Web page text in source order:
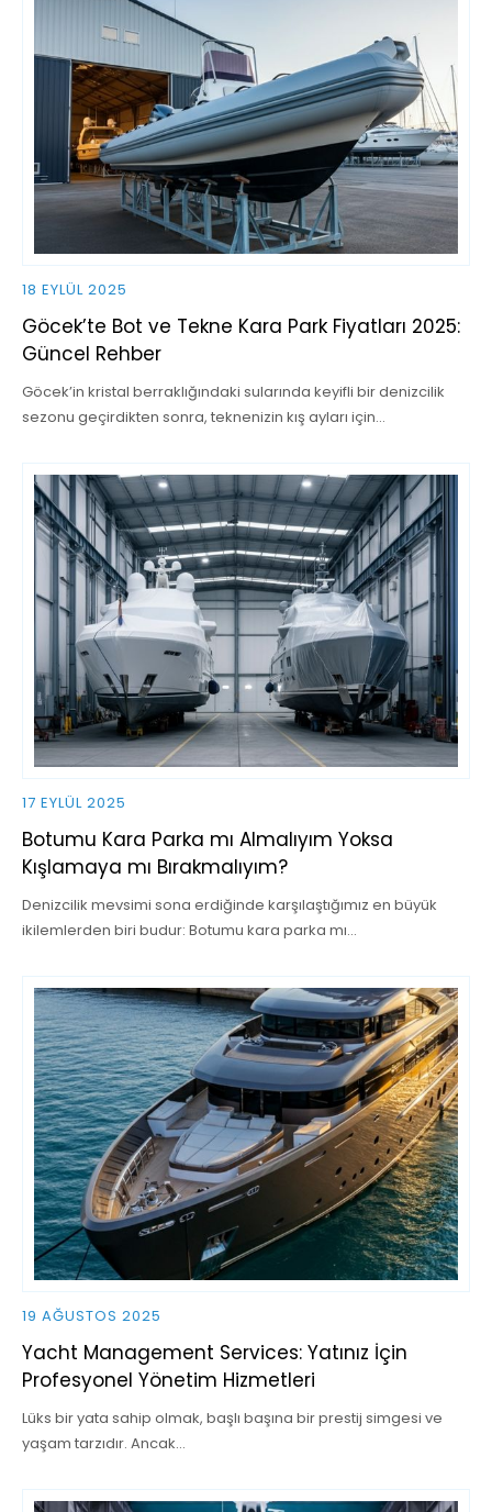
18 EYLÜL 2025
Göcek’te Bot ve Tekne Kara Park Fiyatları 2025:
Güncel Rehber
Göcek’in kristal berraklığındaki sularında keyifli bir denizcilik
sezonu geçirdikten sonra, teknenizin kış ayları için…
17 EYLÜL 2025
Botumu Kara Parka mı Almalıyım Yoksa
Kışlamaya mı Bırakmalıyım?
Denizcilik mevsimi sona erdiğinde karşılaştığımız en büyük
ikilemlerden biri budur: Botumu kara parka mı…
19 AĞUSTOS 2025
Yacht Management Services: Yatınız İçin
Profesyonel Yönetim Hizmetleri
Lüks bir yata sahip olmak, başlı başına bir prestij simgesi ve
yaşam tarzıdır. Ancak…